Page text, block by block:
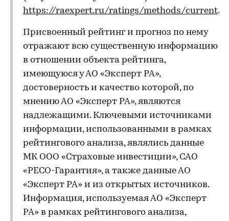
https://raexpert.ru/ratings/methods/current.
Присвоенный рейтинг и прогноз по нему
отражают всю существенную информацию
в отношении объекта рейтинга,
имеющуюся у АО «Эксперт РА»,
достоверность и качество которой, по
мнению АО «Эксперт РА», являются
надлежащими. Ключевыми источниками
информации, использованными в рамках
рейтингового анализа, являлись данные
МК ООО «Страховые инвестиции», САО
«РЕСО-Гарантия», а также данные АО
«Эксперт РА» и из открытых источников.
Информация, используемая АО «Эксперт
РА» в рамках рейтингового анализа,